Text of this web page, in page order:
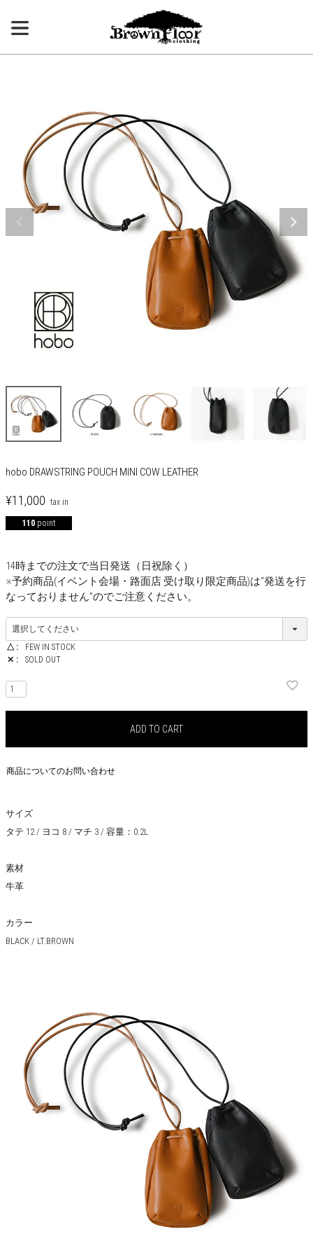
hobo DRAWSTRING POUCH MINI COW LEATHER
¥11,000
110 point
14時までの注文で当日発送（日祝除く）
※予約商品(イベント会場・路面店 受け取り限定商品)は“発送を行
なっておりません”のでご注意ください。
△
FEW IN STOCK
✕
SOLD OUT
ADD TO CART
商品についてのお問い合わせ
サイズ
タテ 12 / ヨコ 8 / マチ 3 / 容量：0.2L
素材
牛革
カラー
BLACK / LT.BROWN